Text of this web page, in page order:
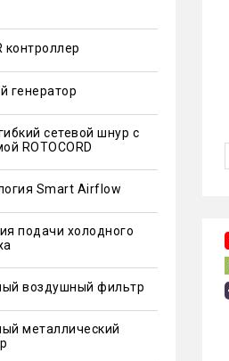
контроллер
генератор
сетевой шнур с
ROTOCORD
Smart Airflow
подачи холодного
воздушный фильтр
металлический